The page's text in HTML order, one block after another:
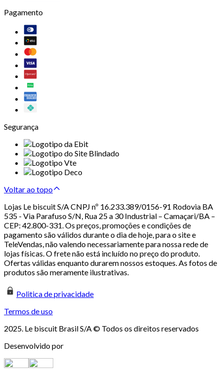
Pagamento
Segurança
Voltar ao topo
Lojas Le biscuit S/A CNPJ nº 16.233.389/0156-91 Rodovia BA
535 - Via Parafuso S/N, Rua 25 a 30 Industrial – Camaçari/BA –
CEP: 42.800-331. Os preços, promoções e condições de
pagamento são válidos durante o dia de hoje, para o site e
TeleVendas, não valendo necessariamente para nossa rede de
lojas físicas. O frete não está incluído no preço do produto.
Ofertas válidas enquanto durarem nossos estoques. As fotos de
produtos são meramente ilustrativas.
Politica de privacidade
Termos de uso
2025. Le biscuit Brasil S/A © Todos os direitos reservados
Desenvolvido por